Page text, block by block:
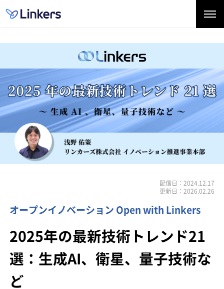
配信日：2024.12.17
更新日：2026.02.26
オープンイノベーション Open with Linkers
2025年の最新技術トレンド21
選：生成AI、衛星、量子技術な
ど